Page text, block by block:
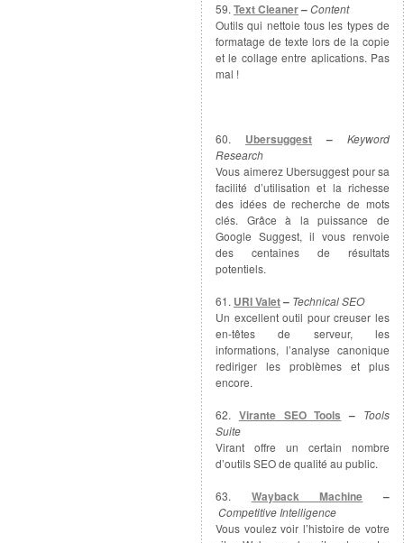
59.Text Cleaner–Content
Outils qui nettoie tous les types de
formatage de texte lors de la copie
et le collage entre aplications. Pas
mal !
60. Ubersuggest – Keyword
Research
Vous aimerez Ubersuggest pour sa
facilité d’utilisation et la richesse
des idées de recherche de mots
clés. Grâce à la puissance de
Google Suggest, il vous renvoie
des centaines de résultats
potentiels.
61. URI Valet– Technical SEO
Un excellent outil pour creuser les
en-têtes de serveur, les
informations, l’analyse canonique
rediriger les problèmes et plus
encore.
62. Virante SEO Tools – Tools
Suite
Virant offre un certain nombre
d’outils SEO de qualité au public.
63. Wayback Machine –
Competitive Intelligence
Vous voulez voir l’histoire de votre